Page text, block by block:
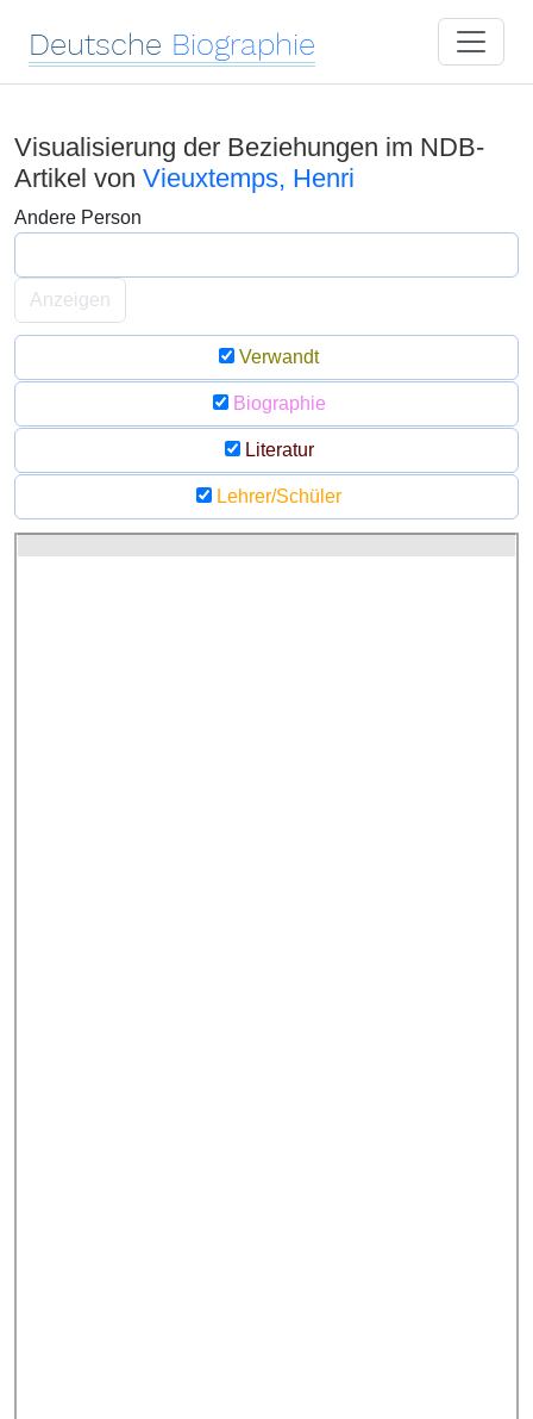
Deutsche Biographie
Visualisierung der Beziehungen im NDB-
Artikel von Vieuxtemps, Henri
Andere Person
Anzeigen
Verwandt
Biographie
Literatur
Lehrer/Schüler